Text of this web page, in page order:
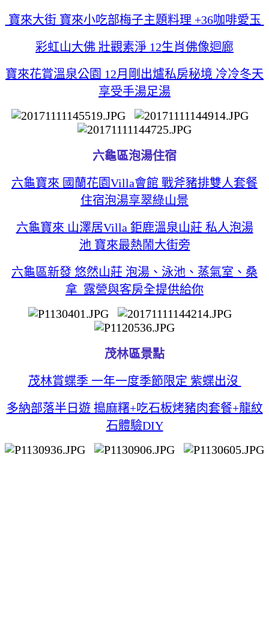
寶來大街 寶來小吃部梅子主題料理 +36咖啡愛玉
彩虹山大佛 壯觀素淨 12生肖佛像迴廊
寶來花賞溫泉公園 12月剛出爐私房秘境 冷冷冬天
享受手湯足湯
六龜區泡湯住宿
六龜寶來 國蘭花園Villa會館 戰斧豬排雙人套餐
住宿泡湯享翠綠山景
六龜寶來 山澤居Villa 鉅鹿溫泉山莊 私人泡湯
池 寶來最熱鬧大街旁
六龜區新發 悠然山莊 泡湯、泳池、蒸氣室、桑
拿 露營與客房全提供給你
茂林區景點
茂林賞蝶季 一年一度季節限定 紫蝶出沒
多納部落半日遊 搗麻糬+吃石板烤豬肉套餐+龍紋
石體驗DIY